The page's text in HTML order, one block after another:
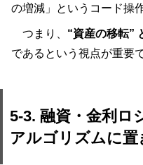
の増減」というコード操
つまり、 “資産の移転”
であるという視点が重要
5-3. 融資・金利ロ
アルゴリズムに置